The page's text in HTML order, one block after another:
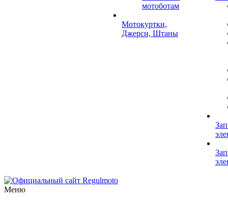
мотоботам
Мотокуртки,
Джерси, Штаны
Меню